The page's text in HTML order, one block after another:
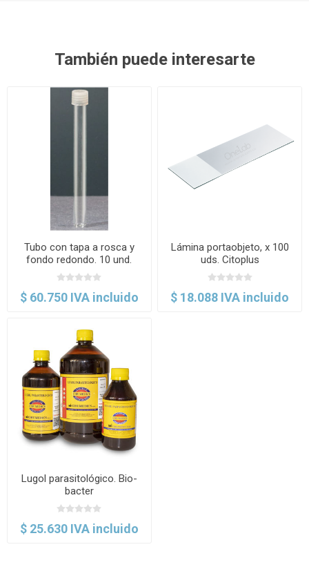
También puede interesarte
Tubo con tapa a rosca y
fondo redondo. 10 und.
Normax
$ 60.750 IVA incluido
Lámina portaobjeto, x 100
uds. Citoplus
$ 18.088 IVA incluido
Lugol parasitológico. Bio-
bacter
$ 25.630 IVA incluido